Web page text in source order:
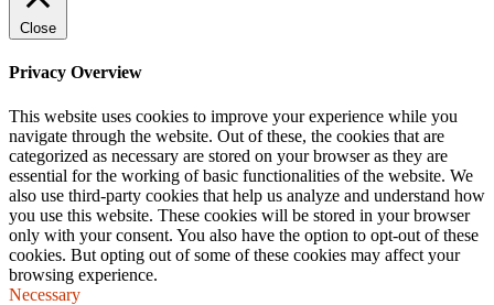
Close
Privacy Overview
This website uses cookies to improve your experience while you
navigate through the website. Out of these, the cookies that are
categorized as necessary are stored on your browser as they are
essential for the working of basic functionalities of the website. We
also use third-party cookies that help us analyze and understand how
you use this website. These cookies will be stored in your browser
only with your consent. You also have the option to opt-out of these
cookies. But opting out of some of these cookies may affect your
browsing experience.
Necessary